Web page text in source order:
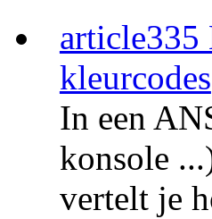
kleurcodes
In een
konsole
vertelt je